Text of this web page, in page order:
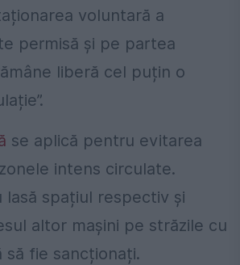
voluntară a
permisă și pe partea
liberă cel puțin o
.
se aplică pentru evitarea
intens circulate.
lasă spațiul respectiv și
altor mașini pe străzile cu
să fie sancționați.